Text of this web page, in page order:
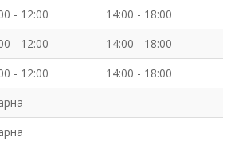
- 12:00
14:00 - 18:00
- 12:00
14:00 - 18:00
- 12:00
14:00 - 18:00